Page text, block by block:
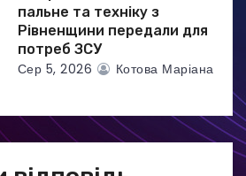
пальне та техніку з
Рівненщини передали для
потреб ЗСУ
Сер 5, 2026 Котова Маріана